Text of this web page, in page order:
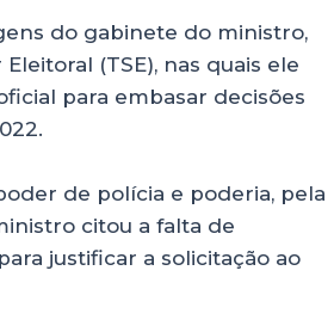
do gabinete do ministro,
(TSE), nas quais ele
para embasar decisões
de polícia e poderia, pela
citou a falta de
justificar a solicitação ao